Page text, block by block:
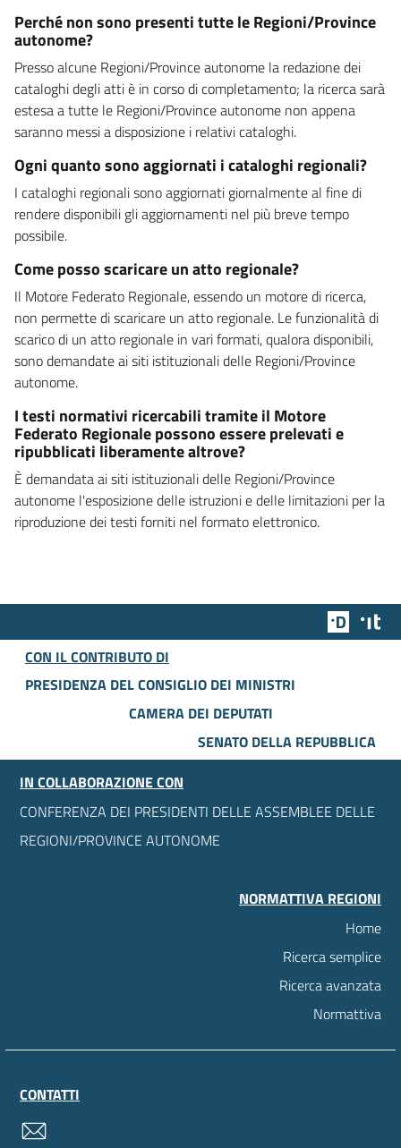
Perché non sono presenti tutte le Regioni/Province
autonome?
Presso alcune Regioni/Province autonome la redazione dei
cataloghi degli atti è in corso di completamento; la ricerca sarà
estesa a tutte le Regioni/Province autonome non appena
saranno messi a disposizione i relativi cataloghi.
Ogni quanto sono aggiornati i cataloghi regionali?
I cataloghi regionali sono aggiornati giornalmente al fine di
rendere disponibili gli aggiornamenti nel più breve tempo
possibile.
Come posso scaricare un atto regionale?
Il Motore Federato Regionale, essendo un motore di ricerca,
non permette di scaricare un atto regionale. Le funzionalità di
scarico di un atto regionale in vari formati, qualora disponibili,
sono demandate ai siti istituzionali delle Regioni/Province
autonome.
I testi normativi ricercabili tramite il Motore
Federato Regionale possono essere prelevati e
ripubblicati liberamente altrove?
È demandata ai siti istituzionali delle Regioni/Province
autonome l'esposizione delle istruzioni e delle limitazioni per la
riproduzione dei testi forniti nel formato elettronico.
Team
CON IL CONTRIBUTO DI
PRESIDENZA DEL CONSIGLIO DEI MINISTRI
CAMERA DEI DEPUTATI
SENATO DELLA REPUBBLICA
IN COLLABORAZIONE CON
CONFERENZA DEI PRESIDENTI DELLE ASSEMBLEE DELLE
REGIONI/PROVINCE AUTONOME
NORMATTIVA REGIONI
Home
Ricerca semplice
Ricerca avanzata
Normattiva
CONTATTI